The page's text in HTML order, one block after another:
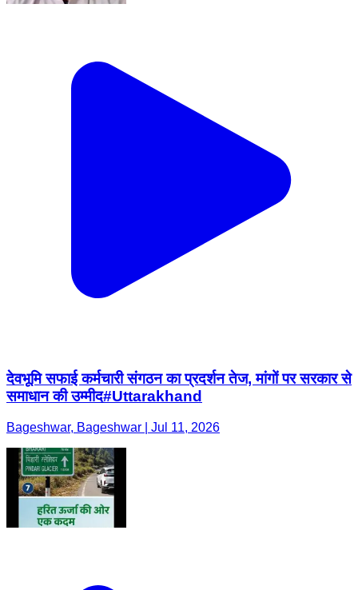
देवभूमि सफाई कर्मचारी संगठन का प्रदर्शन तेज, मांगों पर सरकार से
समाधान की उम्मीद#Uttarakhand
Bageshwar, Bageshwar | Jul 11, 2026